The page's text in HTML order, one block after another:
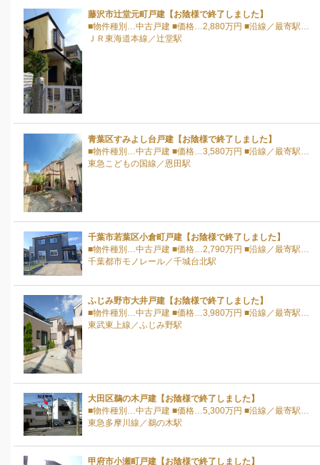
藤沢市辻堂元町戸建【お陰様で終了しました】
■物件種別…中古戸建 ■価格…2,880万円 ■沿線／最寄駅…
ＪＲ東海道本線／辻堂駅
青葉区すみよし台戸建【お陰様で終了しました】
■物件種別…中古戸建 ■価格…3,580万円 ■沿線／最寄駅…
東急こどもの国線／恩田駅
千葉市若葉区小倉町戸建【お陰様で終了しました】
■物件種別…中古戸建 ■価格…2,790万円 ■沿線／最寄駅…
千葉都市モノレール／千城台北駅
ふじみ野市大井戸建【お陰様で終了しました】
■物件種別…中古戸建 ■価格…3,980万円 ■沿線／最寄駅…
東武東上線／ふじみ野駅
大田区鵜の木戸建【お陰様で終了しました】
■物件種別…中古戸建 ■価格…5,300万円 ■沿線／最寄駅…
東急多摩川線／鵜の木駅
甲府市小瀬町戸建【お陰様で終了しました】